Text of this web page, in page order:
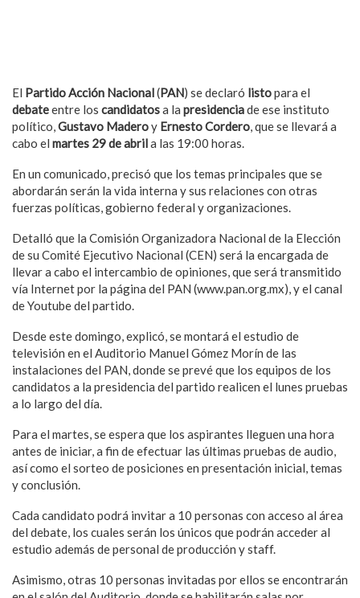
El Partido Acción Nacional(PAN) se declaró listopara el
debateentre los candidatosa la presidenciade ese instituto
político,Gustavo Maderoy Ernesto Cordero, que se llevará a
cabo el martes 29 de abrila las 19:00 horas.
En un comunicado, precisó que los temas principales que se
abordarán serán la vida interna y sus relaciones con otras
fuerzas políticas, gobierno federal y organizaciones.
Detalló que la Comisión Organizadora Nacional de la Elección
de su Comité Ejecutivo Nacional (CEN) será la encargada de
llevar a cabo el intercambio de opiniones, que será transmitido
vía Internet por la página del PAN (www.pan.org.mx), y el canal
de Youtube del partido.
Desde este domingo, explicó, se montará el estudio de
televisión en el Auditorio Manuel Gómez Morín de las
instalaciones del PAN, donde se prevé que los equipos de los
candidatos a la presidencia del partido realicen el lunes pruebas
a lo largo del día.
Para el martes, se espera que los aspirantes lleguen una hora
antes de iniciar, a fin de efectuar las últimas pruebas de audio,
así como el sorteo de posiciones en presentación inicial, temas
y conclusión.
Cada candidato podrá invitar a 10 personas con acceso al área
del debate, los cuales serán los únicos que podrán acceder al
estudio además de personal de producción y staff.
Asimismo, otras 10 personas invitadas por ellos se encontrarán